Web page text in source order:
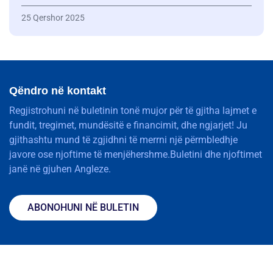
25 Qershor 2025
Qëndro në kontakt
Regjistrohuni në buletinin tonë mujor për të gjitha lajmet e
fundit, tregimet, mundësitë e financimit, dhe ngjarjet! Ju
gjithashtu mund të zgjidhni të merrni një përmbledhje
javore ose njoftime të menjëhershme.Buletini dhe njoftimet
janë në gjuhen Angleze.
ABONOHUNI NË BULETIN